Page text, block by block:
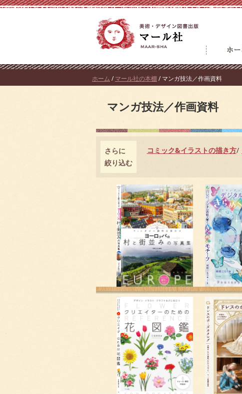
コ
ツ
ホーム / マール社の本棚 / マンガ技法／作画資料
マンガ技法／作画資料
さらに
絞り込む
コミック&イラストの描き方